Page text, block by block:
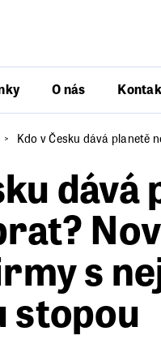
O nás
Kdo v Česku dává planetě
dává
s
stopou